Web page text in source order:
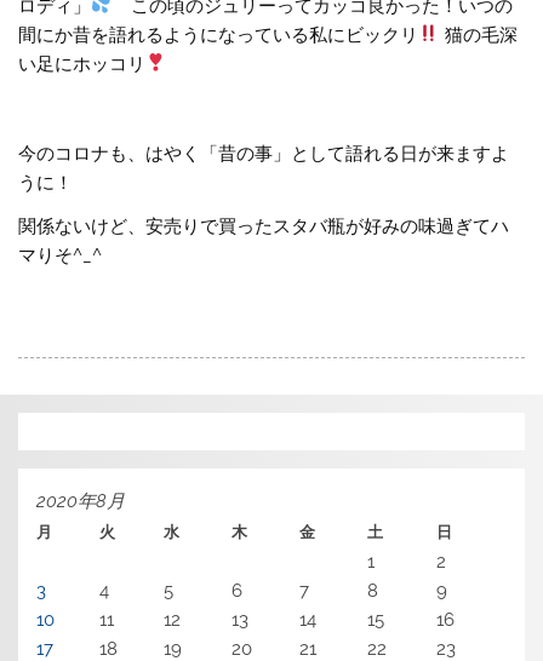
ロディ」
この頃のジュリーってカッコ良かった！いつの
間にか昔を語れるようになっている私にビックリ
猫の毛深
い足にホッコリ
今のコロナも、はやく「昔の事」として語れる日が来ますよ
うに！
関係ないけど、安売りで買ったスタバ瓶が好みの味過ぎてハ
マりそ^_^
2020年8月
月 火 水 木 金 土 日
1
2
3
4 5 6 7 8
9
10
11 12 13 14 15
16
17
18 19 20 21 22
23